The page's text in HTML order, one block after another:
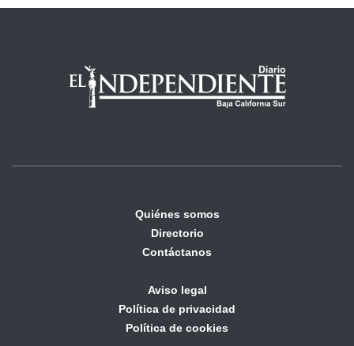
Quiénes somos
Directorio
Contáctanos
Aviso legal
Política de privacidad
Política de cookies